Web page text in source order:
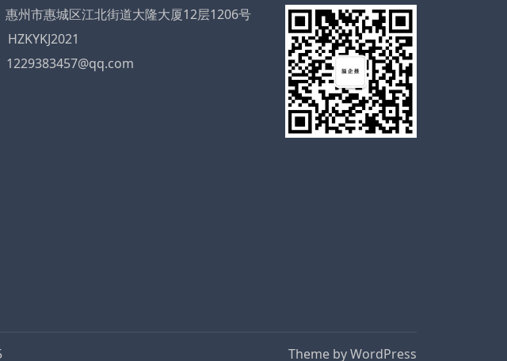
惠州市惠城区江北街道大隆大厦12层1206号
HZKYKJ2021
1229383457@qq.com
Theme byWordPress